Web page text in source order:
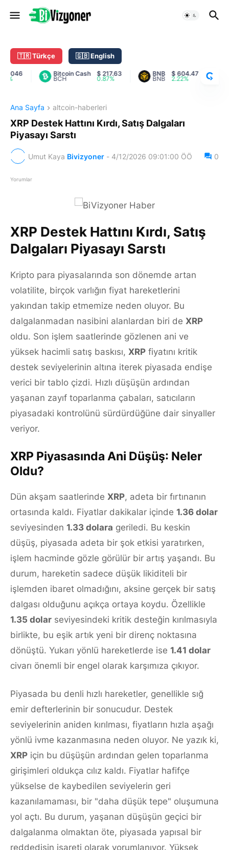
🇹🇷 Türkçe 🇬🇧 English
Bitcoin Cash
BCH
$ 217.63
0.87%
BNB
BNB
$ 604.47
2.22%
Ana Sayfa altcoin-haberleri
XRP Destek Hattını Kırdı, Satış Dalgaları
Piyasayı Sarstı
Umut Kaya Bivizyoner - 4/12/2026 09:01:00 ÖÖ 0
Yorumlar
XRP Destek Hattını Kırdı, Satış
Dalgaları Piyasayı Sarstı
Kripto para piyasalarında son dönemde artan
volatilite, birçok varlığın fiyat hareketlerini
yakından takip etmemize neden oluyor. Bu
dalgalanmadan nasibini alanlardan biri de XRP
oldu. Son işlem saatlerinde gözlenen ani ve
yüksek hacimli satış baskısı, XRP fiyatını kritik
destek seviyelerinin altına iterek piyasada endişe
verici bir tablo çizdi. Hızlı düşüşün ardından
yaşanan zayıf toparlanma çabaları, satıcıların
piyasadaki kontrolünü sürdürdüğüne dair sinyaller
veriyor.
XRP Piyasasında Ani Düşüş: Neler
Oldu?
Dün akşam saatlerinde XRP, adeta bir fırtınanın
ortasında kaldı. Fiyatlar dakikalar içinde 1.36 dolar
seviyesinden 1.33 dolara geriledi. Bu keskin
düşüş, piyasada adeta bir şok etkisi yaratırken,
işlem hacminde gözle görülür bir artış yaşandı. Bu
durum, hareketin sadece düşük likiditeli bir
işlemden ibaret olmadığını, aksine gerçek bir satış
dalgası olduğunu açıkça ortaya koydu. Özellikle
1.35 dolar seviyesindeki kritik desteğin kırılmasıyla
birlikte, bu eşik artık yeni bir direnç noktasına
dönüştü. Yukarı yönlü hareketlerde ise 1.41 dolar
civarı önemli bir engel olarak karşımıza çıkıyor.
Piyasada bu denli hızlı hareketler, genellikle sığ
emir defterlerinin bir sonucudur. Destek
seviyelerinin aniden kırılması, fiyatların hızla aşağı
yönlü ivme kazanmasına neden oluyor. Ne yazık ki,
XRP için bu düşüşün ardından gelen toparlanma
girişimleri oldukça cılız kaldı. Fiyatlar hafifçe
yükselse de kaybedilen seviyelerin geri
kazanılamaması, bir "daha düşük tepe" oluşumuna
yol açtı. Bu durum, yaşanan düşüşün geçici bir
dalgalanma olmaktan öte, piyasada yapısal bir
reddedişin işareti olarak yorumlanıyor. Yüksek